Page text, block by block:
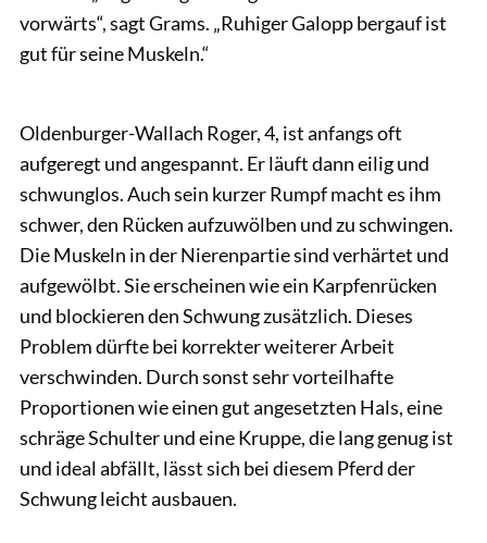
vorwärts“, sagt Grams. „Ruhiger Galopp bergauf ist
gut für seine Muskeln.“
Oldenburger-Wallach Roger, 4, ist anfangs oft
aufgeregt und angespannt. Er läuft dann eilig und
schwunglos. Auch sein kurzer Rumpf macht es ihm
schwer, den Rücken aufzuwölben und zu schwingen.
Die Muskeln in der Nierenpartie sind verhärtet und
aufgewölbt. Sie erscheinen wie ein Karpfenrücken
und blockieren den Schwung zusätzlich. Dieses
Problem dürfte bei korrekter weiterer Arbeit
verschwinden. Durch sonst sehr vorteilhafte
Proportionen wie einen gut angesetzten Hals, eine
schräge Schulter und eine Kruppe, die lang genug ist
und ideal abfällt, lässt sich bei diesem Pferd der
Schwung leicht ausbauen.